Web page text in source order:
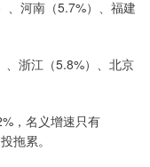
、河南（5.7%）、福建
、浙江（5.8%）、北京
，名义增速只有
拖累。